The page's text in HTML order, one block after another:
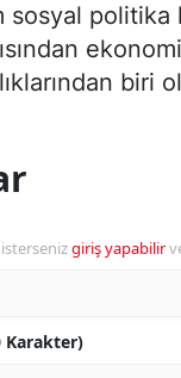
sosyal politika
biri
giriş yapabilir
Karakter)